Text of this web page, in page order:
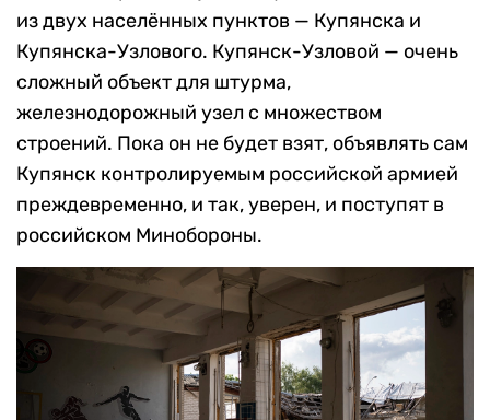
из двух населённых пунктов — Купянска и
Купянска-Узлового. Купянск-Узловой — очень
сложный объект для штурма,
железнодорожный узел с множеством
строений. Пока он не будет взят, объявлять сам
Купянск контролируемым российской армией
преждевременно, и так, уверен, и поступят в
российском Минобороны.